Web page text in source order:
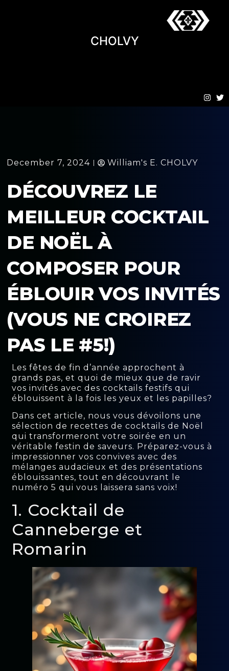
CHOLVY
December 7, 2024 William's E. CHOLVY
DÉCOUVREZ LE
MEILLEUR COCKTAIL
DE NOËL À
COMPOSER POUR
ÉBLOUIR VOS INVITÉS
(VOUS NE CROIREZ
PAS LE #5!)
Les fêtes de fin d’année approchent à
grands pas, et quoi de mieux que de ravir
vos invités avec des cocktails festifs qui
éblouissent à la fois les yeux et les papilles?
Dans cet article, nous vous dévoilons une
sélection de recettes de cocktails de Noël
qui transformeront votre soirée en un
véritable festin de saveurs. Préparez-vous à
impressionner vos convives avec des
mélanges audacieux et des présentations
éblouissantes, tout en découvrant le
numéro 5 qui vous laissera sans voix!
1. Cocktail de
Canneberge et
Romarin